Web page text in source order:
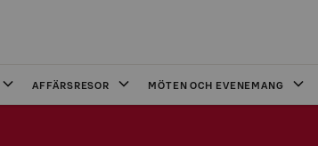
AFFÄRSRESOR MÖTEN OCH EVENEMANG